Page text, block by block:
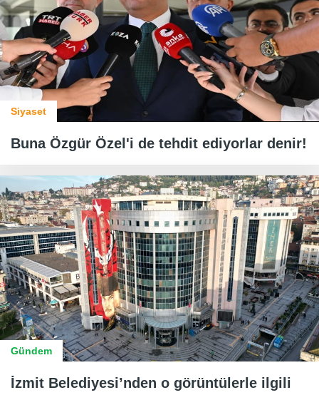
Siyaset
Buna Özgür Özel'i de tehdit ediyorlar denir!
Gündem
İzmit Belediyesi’nden o görüntülerle ilgili